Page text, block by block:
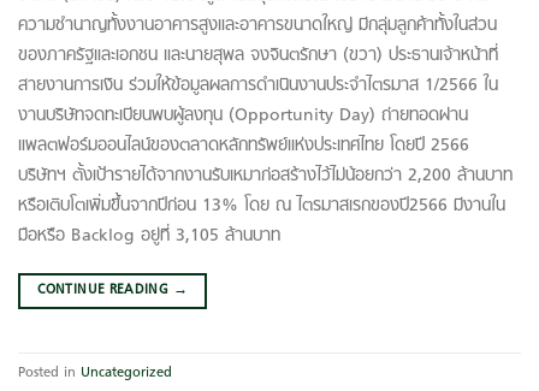
ความชำนาญทั้งงานอาคารสูงและอาคารขนาดใหญ่ มีกลุ่มลูกค้าทั้งในส่วน
ของภาครัฐและเอกชน และนายสุพล จงจินตรักษา (ขวา) ประธานเจ้าหน้าที่
สายงานการเงิน ร่วมให้ข้อมูลผลการดำเนินงานประจำไตรมาส 1/2566 ใน
งานบริษัทจดทะเบียนพบผู้ลงทุน (Opportunity Day) ถ่ายทอดผ่าน
แพลตฟอร์มออนไลน์ของตลาดหลักทรัพย์แห่งประเทศไทย โดยปี 2566
บริษัทฯ ตั้งเป้ารายได้จากงานรับเหมาก่อสร้างไว้ไม่น้อยกว่า 2,200 ล้านบาท
หรือเติบโตเพิ่มขึ้นจากปีก่อน 13% โดย ณ ไตรมาสเรกของปี2566 มีงานใน
มือหรือ Backlog อยู่ที่ 3,105 ล้านบาท
CONTINUE READING →
Posted in Uncategorized